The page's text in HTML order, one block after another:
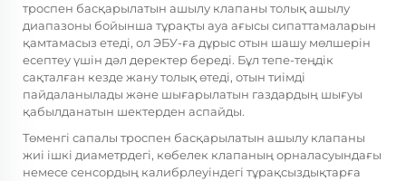
троспен басқарылатын ашылу клапаны толық ашылу
диапазоны бойынша тұрақты ауа ағысы сипаттамаларын
қамтамасыз етеді, ол ЭБУ-ға дұрыс отын шашу мөлшерін
есептеу үшін дәл деректер береді. Бұл тепе-теңдік
сақталған кезде жану толық өтеді, отын тиімді
пайдаланылады және шығарылатын газдардың шығуы
қабылданатын шектерден аспайды.
Төменгі сапалы троспен басқарылатын ашылу клапаны
жиі ішкі диаметрдегі, көбелек клапаның орналасуындағы
немесе сенсордың калибрлеуіндегі тұрақсыздықтарға